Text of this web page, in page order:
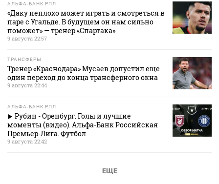
АЛЬФА-БАНК РПЛ
«Даку неплохо может играть и смотреться в
паре с Угальде. В будущем он нам сильно
поможет» — тренер «Спартака»
9 августа 22:57
ТРАНСФЕРЫ
Тренер «Краснодара» Мусаев допустил еще
один переход до конца трансферного окна
9 августа 22:44
АЛЬФА-БАНК РПЛ
Рубин - Оренбург. Голы и лучшие
моменты (видео). Альфа-Банк Российская
Премьер-Лига. Футбол
9 августа 22:42
ЕЩЕ